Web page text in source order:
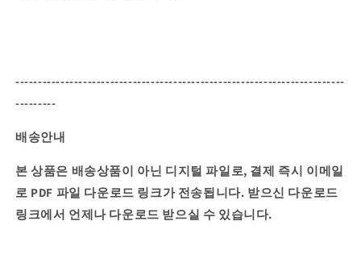
-------------------------------------------------------------------------
---------
배송안내
본 상품은 배송상품이 아닌 디지털 파일로, 결제 즉시 이메일
로 PDF 파일 다운로드 링크가 전송됩니다. 받으신 다운로드
링크에서 언제나 다운로드 받으실 수 있습니다.